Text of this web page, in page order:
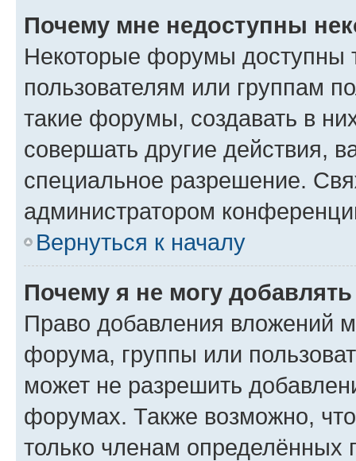
Почему мне недоступны
Некоторые форумы доступны
пользователям или группам
такие форумы, создавать в
совершать другие действия,
специальное разрешение.
администратором
Вернуться к началу
Почему я не могу
Право добавления вложений
форума, группы или
может не разрешить
форумах. Также возможно,
только членам определённых